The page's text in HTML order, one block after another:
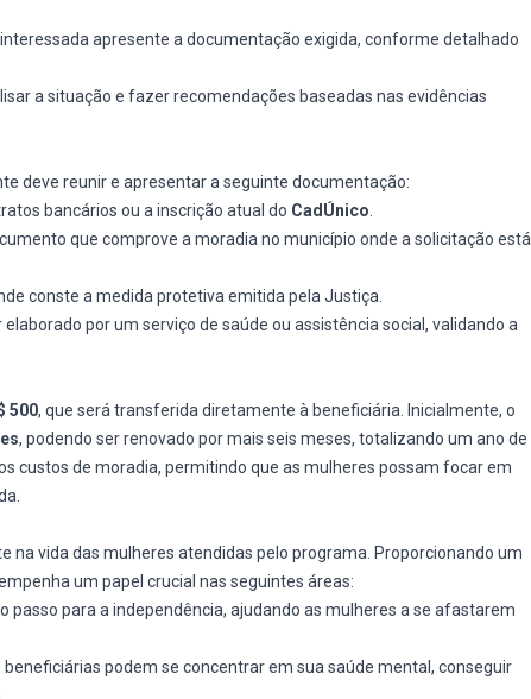
interessada apresente a documentação exigida, conforme detalhado
a situação e fazer recomendações baseadas nas evidências
deve reunir e apresentar a seguinte documentação:
bancários ou a inscrição atual do CadÚnico
que comprove a moradia no município onde a solicitação está
conste a medida protetiva emitida pela Justiça.
por um serviço de saúde ou assistência social, validando a
500, que será transferida diretamente à beneficiária. Inicialmente, o
, podendo ser renovado por mais seis meses, totalizando um ano de
custos de moradia, permitindo que as mulheres possam focar em
na vida das mulheres atendidas pelo programa. Proporcionando um
um papel crucial nas seguintes áreas:
passo para a independência, ajudando as mulheres a se afastarem
beneficiárias podem se concentrar em sua saúde mental, conseguir